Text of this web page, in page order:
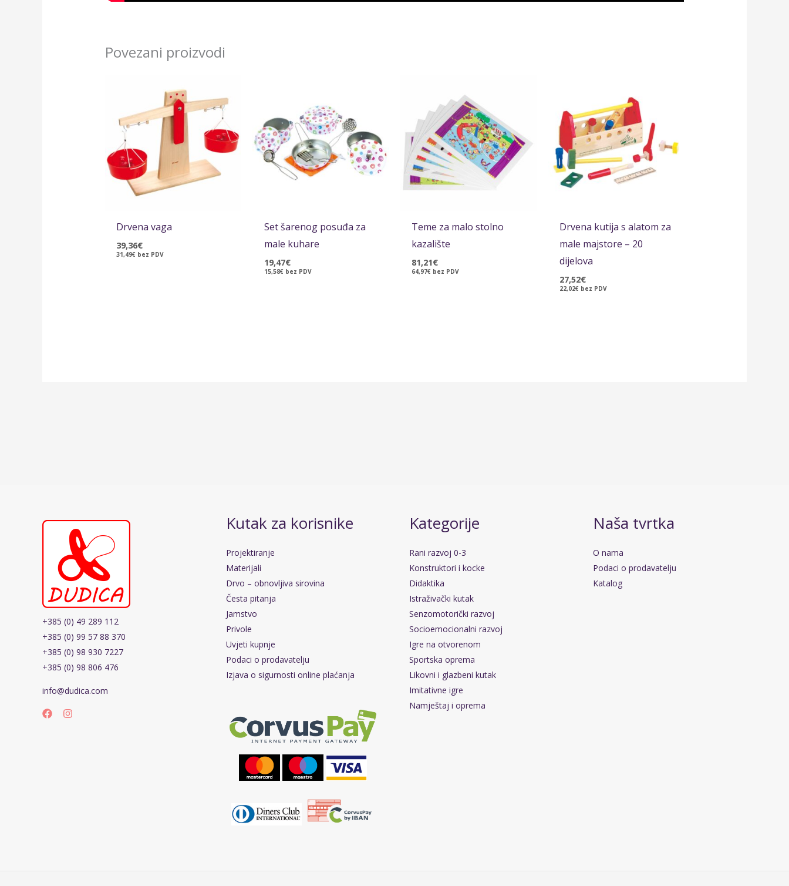
Povezani proizvodi
Drvena vaga
39,36€
31,49€ bez PDV
Set šarenog posuđa za
male kuhare
19,47€
15,58€ bez PDV
Teme za malo stolno
kazalište
81,21€
64,97€ bez PDV
Drvena kutija s alatom za
male majstore – 20
dijelova
27,52€
22,02€ bez PDV
+385 (0) 49 289 112
+385 (0) 99 57 88 370
+385 (0) 98 930 7227
+385 (0) 98 806 476
info@dudica.com
Kutak za korisnike
Projektiranje
Materijali
Drvo – obnovljiva sirovina
Česta pitanja
Jamstvo
Privole
Uvjeti kupnje
Podaci o prodavatelju
Izjava o sigurnosti online plaćanja
Kategorije
Rani razvoj 0-3
Konstruktori i kocke
Didaktika
Istraživački kutak
Senzomotorički razvoj
Socioemocionalni razvoj
Igre na otvorenom
Sportska oprema
Likovni i glazbeni kutak
Imitativne igre
Namještaj i oprema
Naša tvrtka
O nama
Podaci o prodavatelju
Katalog